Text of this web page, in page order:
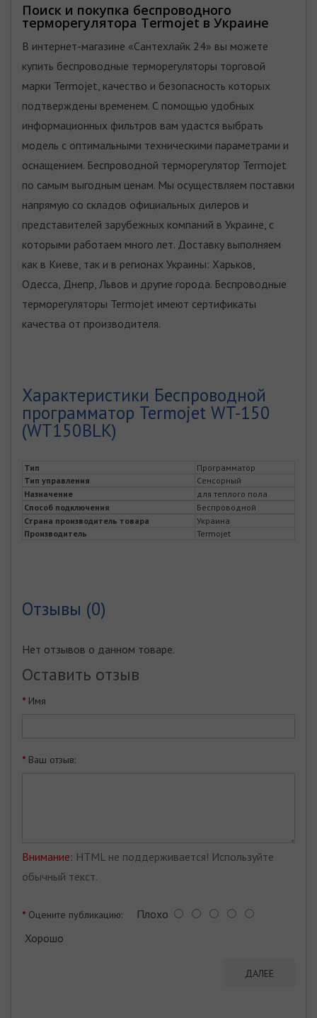
Поиск и покупка беспроводного
терморегулятора Termojet в Украине
В интернет-магазине «Сантехлайк 24» вы можете
купить беспроводные терморегуляторы торговой
марки Termojet, качество и безопасность которых
подтверждены временем. С помощью удобных
информационных фильтров вам удастся выбрать
модель с оптимальными техническими параметрами и
оснащением. Беспроводной терморегулятор Termojet
по самым выгодным ценам. Мы осуществляем поставки
напрямую со складов официальных дилеров и
представителей зарубежных компаний в Украине, с
которыми работаем много лет. Доставку выполняем
как в Киеве, так и в регионах Украины: Харьков,
Одесса, Днепр, Львов и другие города. Беспроводные
терморегуляторы Termojet имеют сертификаты
качества от производителя.
Характеристики Беспроводной
программатор Termojet WT-150
(WT150BLK)
Тип
Программатор
Тип управления
Сенсорный
Назначение
для теплого пола
Способ подключения
Беспроводной
Страна производитель товара
Украина
Производитель
Termojet
Отзывы (0)
Нет отзывов о данном товаре.
Оставить отзыв
Имя
Ваш отзыв:
Внимание: HTML не поддерживается! Используйте
обычный текст.
Оцените публикацию: Плохо
Хорошо
ДАЛЕЕ